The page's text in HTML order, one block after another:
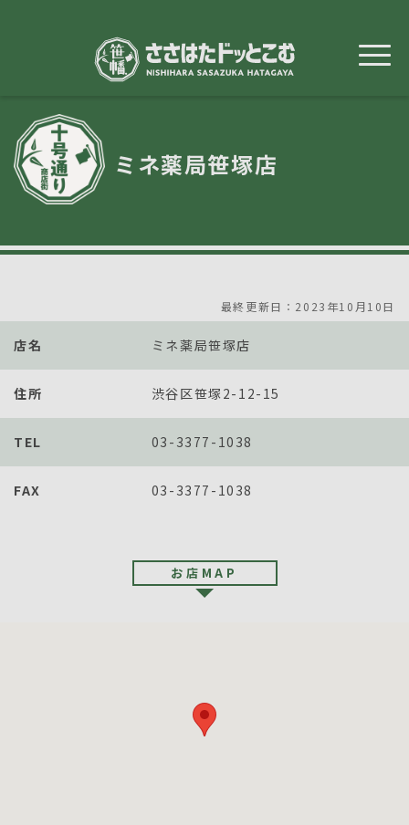
移
動 ミネ薬局笹塚店
最終更新日：2023年10月10日
店名 ミネ薬局笹塚店
住所 渋谷区笹塚2-12-15
TEL 03-3377-1038
FAX 03-3377-1038
お店MAP